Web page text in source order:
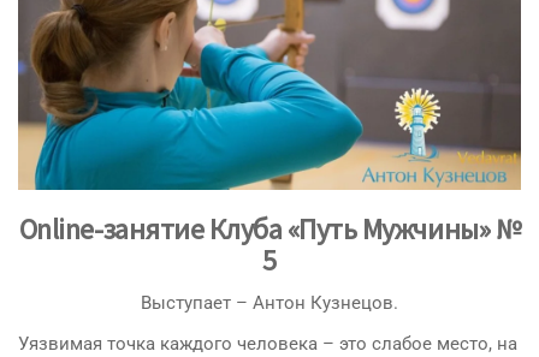
Online-занятие Клуба «Путь Мужчины» №
5
Выступает – Антон Кузнецов.
Уязвимая точка каждого человека – это слабое место, на